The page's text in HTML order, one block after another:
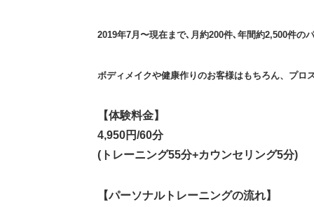
2019年7月〜現在まで､月約200件､年間約2,500件の
ボディメイクや健康作りのお客様はもちろん、プロ
【体験料金】
4,950円/60分
(トレーニング55分+カウンセリング5分)
【パーソナルトレーニングの流れ】